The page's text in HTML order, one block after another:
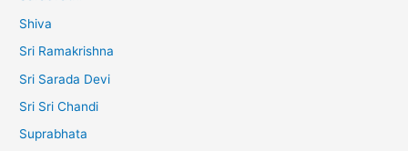
Shiva
Sri Ramakrishna
Sri Sarada Devi
Sri Sri Chandi
Suprabhata